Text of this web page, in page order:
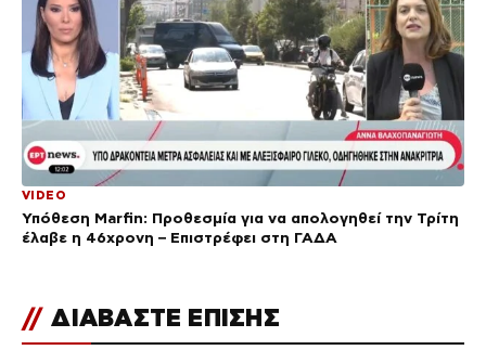
VIDEO
Υπόθεση Marfin: Προθεσμία για να απολογηθεί την Τρίτη
έλαβε η 46χρονη – Επιστρέφει στη ΓΑΔΑ
// ΔΙΑΒΑΣΤΕ ΕΠΙΣΗΣ